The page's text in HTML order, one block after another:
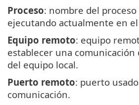
Proceso: nombre del proceso
ejecutando actualmente en
Equipo remoto: equipo
establecer una comunicación
del equipo local.
Puerto remoto: puerto
comunicación.